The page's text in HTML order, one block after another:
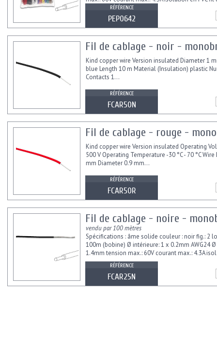
RÉFÉRENCE
PEP0642
Fil de cablage - noir -
Kind copper wire Version insulated Diameter 1
blue Length 10 m Material (Insulation) plastic
Contacts 1...
RÉFÉRENCE
FCAR50N
Fil de cablage - rouge -
Kind copper wire Version insulated Operating
500 V Operating Temperature -30 °C - 70 °C
mm Diameter 0.9 mm...
RÉFÉRENCE
FCAR50R
Fil de cablage - noire -
vendu par 100 mètres
Spécifications : âme solide couleur : noir fig.: 2
100m (bobine) Ø intérieure: 1 x 0.2mm AWG24
1.4mm tension max.: 60V courant max.: 4.3A
fil de cuivre étamé
RÉFÉRENCE
FCAR25N